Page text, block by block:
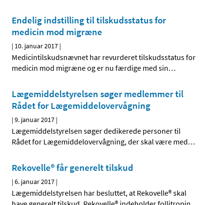
Endelig indstilling til tilskudsstatus for
medicin mod migræne
| 10. januar 2017 |
Medicintilskudsnævnet har revurderet tilskudsstatus for
medicin mod migræne og er nu færdige med sin…
Lægemiddelstyrelsen søger medlemmer til
Rådet for Lægemiddelovervågning
|9. januar 2017 |
Lægemiddelstyrelsen søger dedikerede personer til
Rådet for Lægemiddelovervågning, der skal være med…
Rekovelle® får generelt tilskud
|6. januar 2017 |
Lægemiddelstyrelsen har besluttet, at Rekovelle® skal